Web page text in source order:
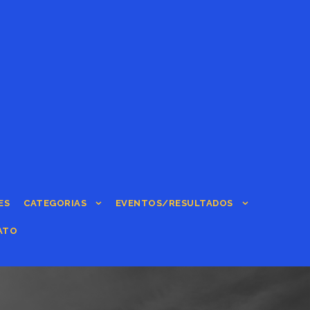
CATEGORIAS EVENTOS/RESULTADOS